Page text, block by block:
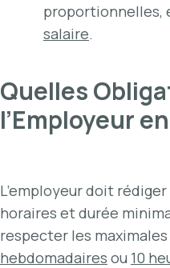
proportionnelles,
salaire.
Quelles
l’Employeur
L’employeur doit rédiger
horaires et durée
respecter les maximales
hebdomadaires ou 10